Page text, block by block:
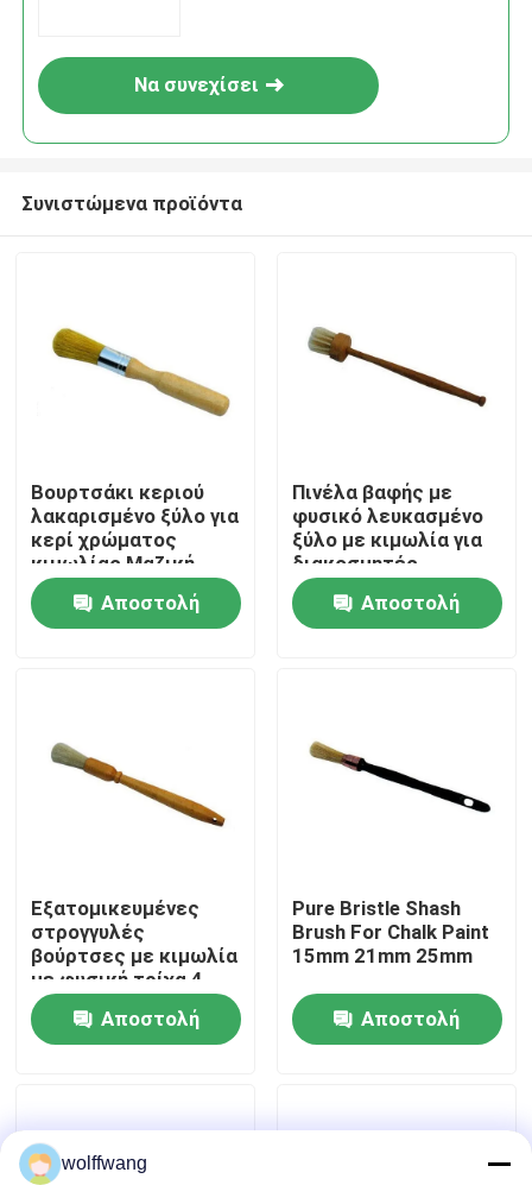
Αρχική Σελίδα
Προϊόντα
Ποιοτικός έλεγχος
Νέα
Όλες οι περιπτώσεις
Βούρτσα συνθετικού νήματος
Να συνεχίσει
Συνιστώμενα προϊόντα
Βουρτσάκι κεριού
λακαρισμένο ξύλο για
κερί χρώματος
κιμωλίας Μαζική
Αγορά
Αποστολή
Πινέλα βαφής με
φυσικό λευκασμένο
ξύλο με κιμωλία για
διακοσμητές
Αποστολή
Εξατομικευμένες
στρογγυλές
βούρτσες με κιμωλία
με φυσική τρίχα 4
ιντσών
Αποστολή
Pure Bristle Shash
Brush For Chalk Paint
15mm 21mm 25mm
Αποστολή
wolffwang